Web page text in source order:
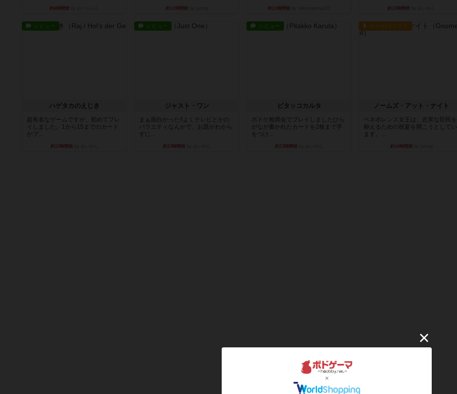
約6時間前 約11時間前 約11時間前 約13時間前
レビュー
ハゲタカのえじき
超有名なゲームですが、初めてプレ
イしました。1から15までのカード
がプ...
約13時間前
レビュー
ジャスト・ワン
まぁ面白かった‼️よくテレビとかの
バラエティなんかで、お題がわから
ずに...
約13時間前
レビュー
ピタッコカルタ
ボドゲ相席会でプレイしましたひら
がなが書かれたカードを2枚まで手
をつけ...
約13時間前
ルール/インスト
ノームズ・アット・ナイト
ベネボレンス女王は、忠実な臣民を
称えるための祝宴を開こうとしてい
ます。...
約14時間前